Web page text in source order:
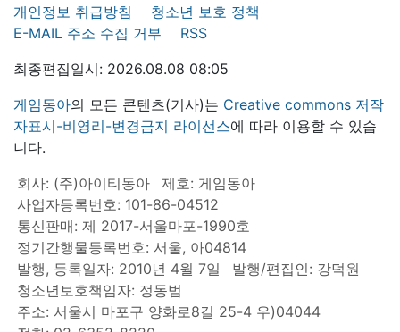
개인정보 취급방침
청소년 보호 정책
E-MAIL 주소 수집 거부
RSS
최종편집일시: 2026.08.08 08:05
게임동아의 모든 콘텐츠(기사)는 Creative commons 저작
자표시-비영리-변경금지 라이선스에 따라 이용할 수 있습
니다.
회사: (주)아이티동아
제호: 게임동아
사업자등록번호: 101-86-04512
통신판매: 제 2017-서울마포-1990호
정기간행물등록번호: 서울, 아04814
발행, 등록일자: 2010년 4월 7일
발행/편집인: 강덕원
청소년보호책임자: 정동범
주소: 서울시 마포구 양화로8길 25-4 우)04044